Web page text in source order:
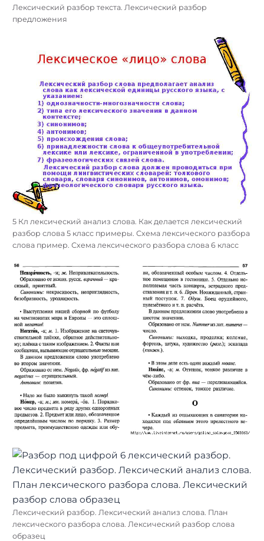
Лексический разбор текста. Лексический разбор
предложения
5 Кл лексический анализ слова. Как делается лексический
разбор слова 5 класс примеры. Схема лексического разбора
слова пример. Схема лексического разбора слова 6 класс
Лексический разбор. Лексический анализ слова. План
лексического разбора слова. Лексический разбор слова
образец